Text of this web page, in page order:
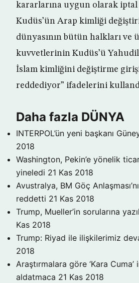
kararlarına uygun olarak
Kudüs’ün Arap kimliği
dünyasının bütün halkları ve
kuvvetlerinin Kudüs’ü
İslam kimliğini değiştirme
reddediyor” ifadelerini
Daha fazla DÜNYA
INTERPOL’ün yeni başkanı
2018
Washington, Pekin’e yönelik
yineledi 21 Kas 2018
Avustralya, BM Göç
reddetti 21 Kas 2018
Trump, Mueller’in sorularına
Kas 2018
Trump: Riyad ile ilişkilerimiz
2018
Araştırmalara göre ‘Kara Cuma’
aldatmaca 21 Kas 2018